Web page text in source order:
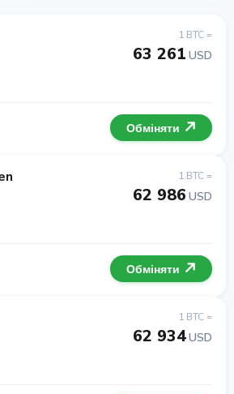
1 BTC =
63 261 USD
Обміняти
1 BTC =
62 986 USD
Обміняти
1 BTC =
62 934USD